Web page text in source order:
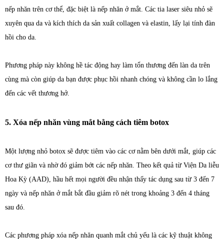
nếp nhăn trên cơ thể, đặc biệt là nếp nhăn ở mắt. Các tia laser siêu nhỏ sẽ
xuyên qua da và kích thích da sản xuất collagen và elastin, lấy lại tính đàn
hồi cho da.
Phương pháp này không hề tác động hay làm tổn thương đến làn da trên
cùng mà còn giúp da bạn được phục hồi nhanh chóng và không cần lo lắng
đến các vết thương hở.
5. Xóa nếp nhăn vùng mắt bằng cách tiêm botox
Một lượng nhỏ botox sẽ được tiêm vào các cơ nằm bên dưới mắt, giúp các
cơ thư giãn và nhờ đó giảm bớt các nếp nhăn. Theo kết quả từ Viện Da liễu
Hoa Kỳ (AAD), hầu hết mọi người đều nhận thấy tác dụng sau từ 3 đến 7
ngày và nếp nhăn ở mắt bắt đầu giảm rõ nét trong khoảng 3 đến 4 tháng
sau đó.
Các phương pháp xóa nếp nhăn quanh mắt chủ yếu là các kỹ thuật không